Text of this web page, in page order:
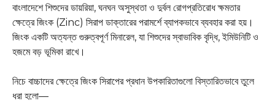
বাংলাদেশে শিশুদের ডায়রিয়া, ঘনঘন অসুস্থতা ও দুর্বল রোগপ্রতিরোধ ক্ষমতার
ক্ষেত্রে জিংক (Zinc) সিরাপ ডাক্তারের পরামর্শে ব্যাপকভাবে ব্যবহার করা হয়।
জিংক একটি অত্যন্ত গুরুত্বপূর্ণ মিনারেল, যা শিশুদের স্বাভাবিক বৃদ্ধি, ইমিউনিটি ও
হজমে বড় ভূমিকা রাখে।
নিচে বাচ্চাদের ক্ষেত্রে জিংক সিরাপের প্রধান উপকারিতাগুলো বিস্তারিতভাবে তুলে
ধরা হলো—